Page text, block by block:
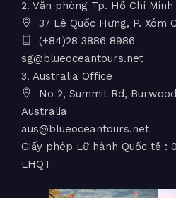
2. Văn phòng Tp. Hồ Chí Minh
37 Lê Quốc Hưng, P. Xóm
(+84)28 3886 8986
sg@blueoceantours.net
3. Australia Office
No 2, Summit Rd,
Australia
aus@blueoceantours.net
Giấy phép Lữ hành Quốc tế :
LHQT